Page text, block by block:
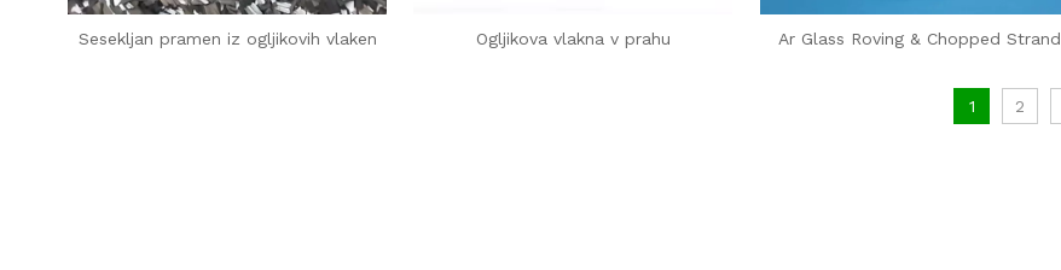
Sesekljan pramen iz ogljikovih vlaken Ogljikova vlakna v prahu Ar Glass Roving & Chopped Strand
1 2